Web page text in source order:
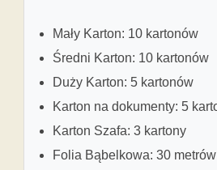
Mały Karton: 10 kartonów
Średni Karton: 10 kartonów
Duży Karton: 5 kartonów
Karton na dokumenty: 5
Karton Szafa: 3 kartony
Folia Bąbelkowa: 30 metrów